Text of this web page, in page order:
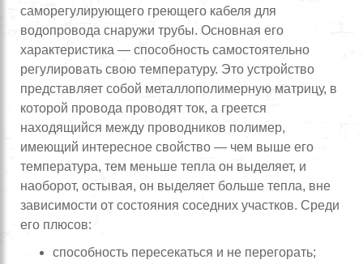
саморегулирующего греющего кабеля для
водопровода снаружи трубы. Основная его
характеристика — способность самостоятельно
регулировать свою температуру. Это устройство
представляет собой металлополимерную матрицу, в
которой провода проводят ток, а греется
находящийся между проводников полимер,
имеющий интересное свойство — чем выше его
температура, тем меньше тепла он выделяет, и
наоборот, остывая, он выделяет больше тепла, вне
зависимости от состояния соседних участков. Среди
его плюсов:
способность пересекаться и не перегорать;